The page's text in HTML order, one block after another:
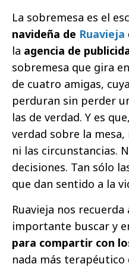
La sobremesa es el
navideña de Ruavieja
la agencia de
sobremesa que gira
de cuatro amigas,
perduran sin perder
las de verdad. Y es
verdad sobre la
ni las circunstancias.
decisiones. Tan sólo
que dan sentido a la
Ruavieja nos
importante buscar y
para compartir con
nada más